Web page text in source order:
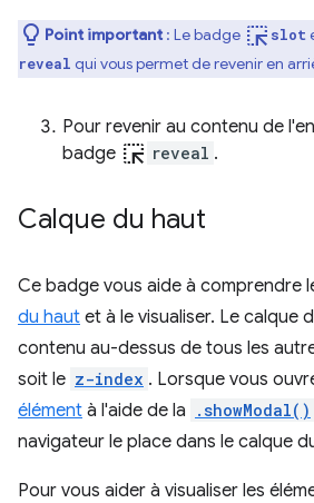
Point important : Le badge ink_selection slot
reveal qui vous permet de revenir en
Pour revenir au contenu de
badge ink_selection reveal .
Calque du haut
Ce badge vous aide à comprendre
du haut et à le visualiser. Le calque
contenu au-dessus de tous les
soit le z-index . Lorsque vous
élément à l'aide de la .showModal()
navigateur le place dans le calque
Pour vous aider à visualiser les